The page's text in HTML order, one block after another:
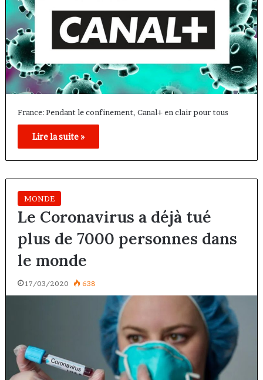
France: Pendant le confinement, Canal+ en clair pour tous
Lire la suite »
MONDE
Le Coronavirus a déjà tué
plus de 7000 personnes dans
le monde
17/03/2020 638